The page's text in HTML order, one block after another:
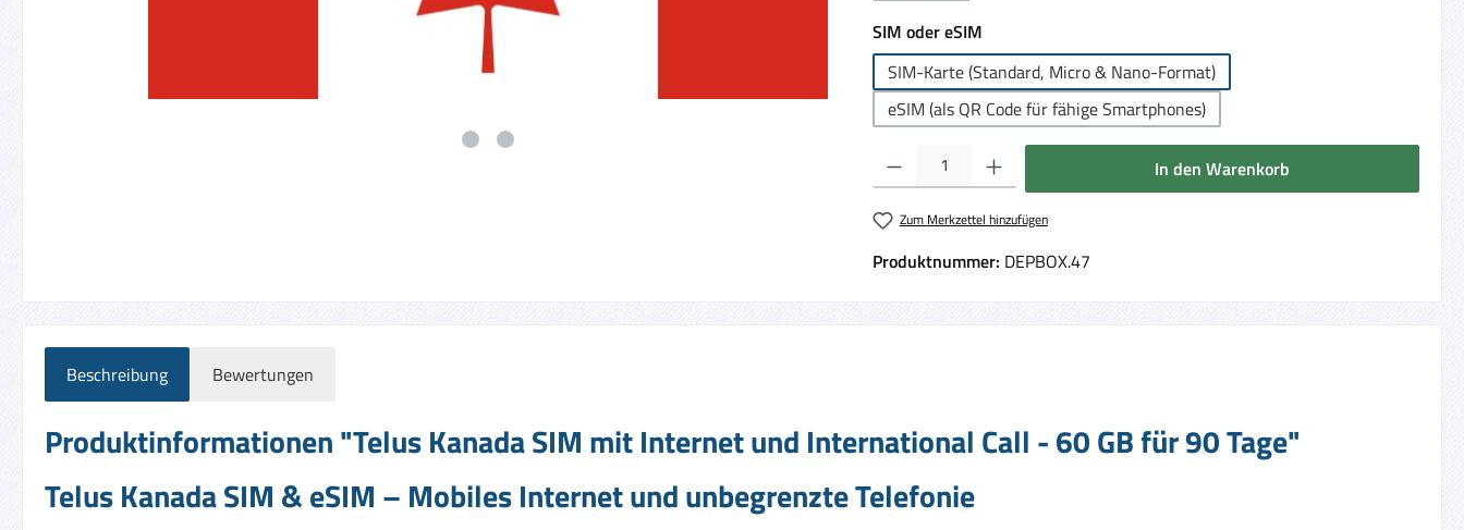
SIM oder eSIMauswählen
SIM-Karte (Standard, Micro & Nano-Format)
eSIM (als QR Code für fähige Smartphones)
Produkt Anzahl: Gib den gewünschten Wert ein oder benutze die Schaltflächen um die
In den Warenkorb
Zum Merkzettel hinzufügen
Produktnummer: DEPBOX.47
Beschreibung Bewertungen
Produktinformationen "Telus Kanada SIM mit Internet und International Call - 60 GB für 90 Tage"
Telus Kanada SIM & eSIM – Mobiles Internet und unbegrenzte Telefonie